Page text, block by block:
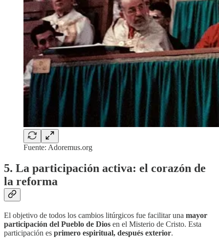
Fuente: Adoremus.org
5. La participación activa: el corazón de
la reforma
El objetivo de todos los cambios litúrgicos fue facilitar una mayor
participación del Pueblo de Dios en el Misterio de Cristo. Esta
participación es primero espiritual, después exterior.